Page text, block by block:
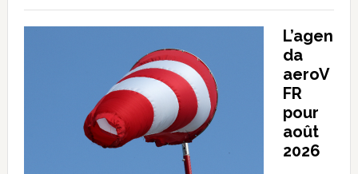
L’agen
da
aeroV
FR
pour
août
2026